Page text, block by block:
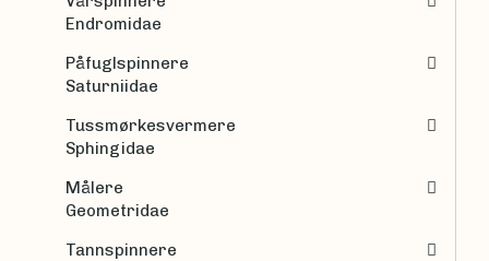
Endromidae
Påfuglspinnere
Saturniidae
Tussmørkesvermere
Sphingidae
Målere
Geometridae
Tannspinnere